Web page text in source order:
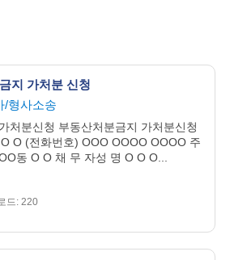
지 가처분 신청
/형사소송
처분신청 부동산처분금지 가처분신청
O (전화번호) OOO OOOO OOOO 주
동 O O 채 무 자성 명 O O O...
드: 220